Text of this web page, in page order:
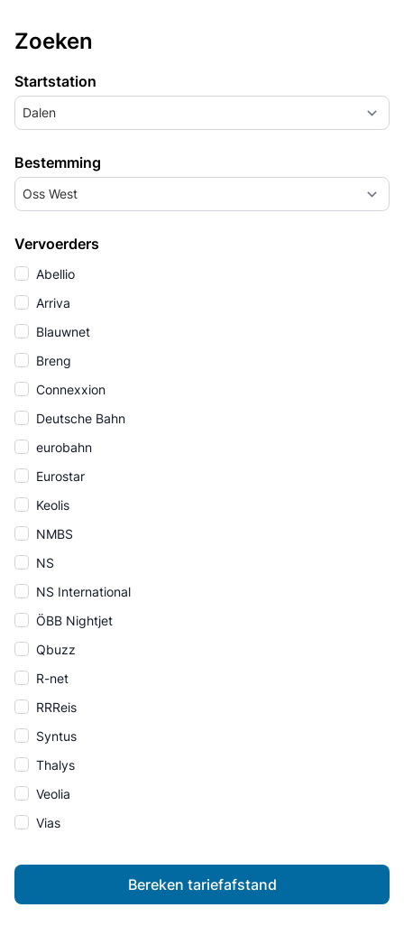
Zoeken
Startstation
Dalen
Bestemming
Oss West
Vervoerders
Abellio
Arriva
Blauwnet
Breng
Connexxion
Deutsche Bahn
eurobahn
Eurostar
Keolis
NMBS
NS
NS International
ÖBB Nightjet
Qbuzz
R-net
RRReis
Syntus
Thalys
Veolia
Vias
Bereken tariefafstand